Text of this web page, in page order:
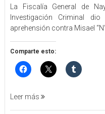
FGEN
ORDEN
DE
APREHENSIÓN
POR
FEMINICIDO
AGRAVADO
FILICIDIO
La Fiscalía General de
Investigación Criminal
aprehensión contra Misael
Comparte esto:
Leer más